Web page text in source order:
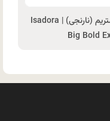
ریمل حجم دهنده ایزادورا بیگ بولد اکستریم (نارنجی) | Isadora
Big Bold